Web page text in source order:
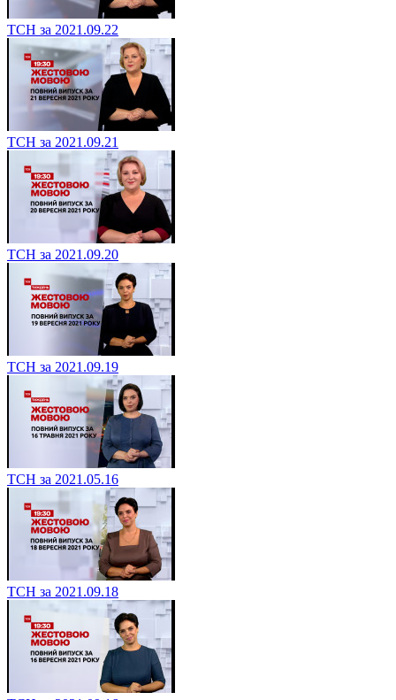
ТСН за 2021.09.22
ТСН за 2021.09.21
ТСН за 2021.09.20
ТСН за 2021.09.19
ТСН за 2021.05.16
ТСН за 2021.09.18